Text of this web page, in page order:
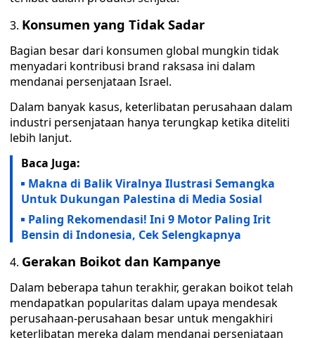
Konsumen yang Tidak Sadar
Bagian besar dari konsumen global mungkin tidak
menyadari kontribusi brand raksasa ini dalam
mendanai persenjataan Israel.
Dalam banyak kasus, keterlibatan perusahaan dalam
industri persenjataan hanya terungkap ketika diteliti
lebih lanjut.
Baca Juga:
Makna di Balik Viralnya Ilustrasi Semangka
Untuk Dukungan Palestina di Media Sosial
Paling Rekomendasi! Ini 9 Motor Paling Irit
Bensin di Indonesia, Cek Selengkapnya
Gerakan Boikot dan Kampanye
Dalam beberapa tahun terakhir, gerakan boikot telah
mendapatkan popularitas dalam upaya mendesak
perusahaan-perusahaan besar untuk mengakhiri
keterlibatan mereka dalam mendanai persenjataan